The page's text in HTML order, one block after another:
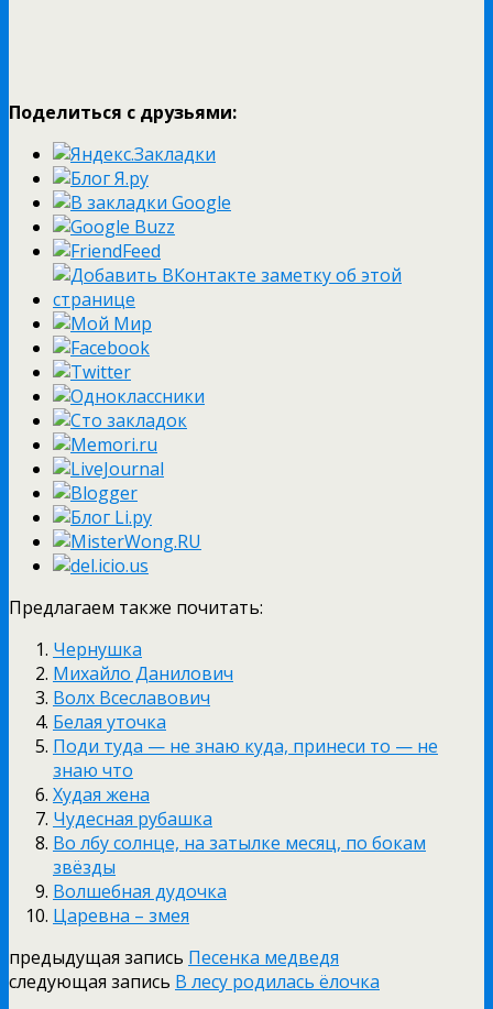
Поделиться с друзьями:
Предлагаем также почитать:
Чернушка
Михайло Данилович
Волх Всеславович
Белая уточка
Поди туда — не знаю куда, принеси то — не
знаю что
Худая жена
Чудесная рубашка
Во лбу солнце, на затылке месяц, по бокам
звёзды
Волшебная дудочка
Царевна – змея
предыдущая запись Песенка медведя
следующая запись В лесу родилась ёлочка